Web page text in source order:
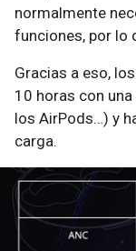
normalmente
funciones, por lo
Gracias a eso,
10 horas con
los AirPods…) y
carga.